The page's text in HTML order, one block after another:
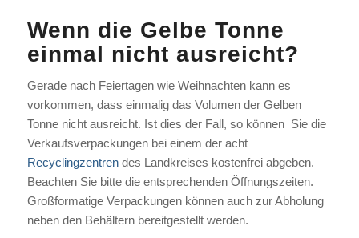
Wenn die Gelbe Tonne
einmal nicht ausreicht?
Gerade nach Feiertagen wie Weihnachten kann es
vorkommen, dass einmalig das Volumen der Gelben
Tonne nicht ausreicht. Ist dies der Fall, so können Sie die
Verkaufsverpackungen bei einem der acht
Recyclingzentrendes Landkreises kostenfrei abgeben.
Beachten Sie bitte die entsprechenden Öffnungszeiten.
Großformatige Verpackungen können auch zur Abholung
neben den Behältern bereitgestellt werden.